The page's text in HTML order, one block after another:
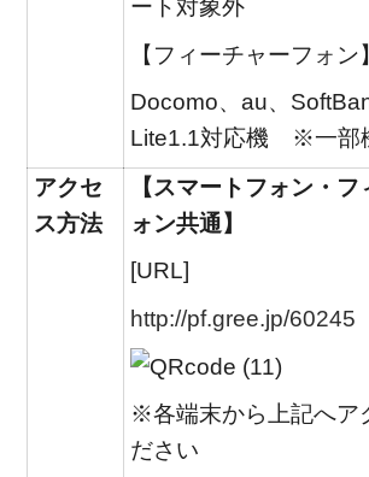
ート対象外
【フィーチャーフォン】
Docomo、au、
Lite1.1対応機 ※一部
アクセ
ス方法
【スマートフォン・
ォン共通】
[URL]
http://pf.gree.jp/60245
※各端末から上記へア
ださい